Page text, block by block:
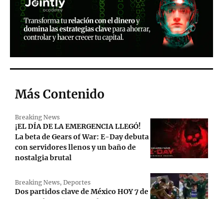
Más Contenido
Breaking News
¡EL DÍA DE LA EMERGENCIA LLEGÓ!
La beta de Gears of War: E-Day debuta
con servidores llenos y un baño de
nostalgia brutal
Breaking News, Deportes
Dos partidos clave de México HOY 7 de